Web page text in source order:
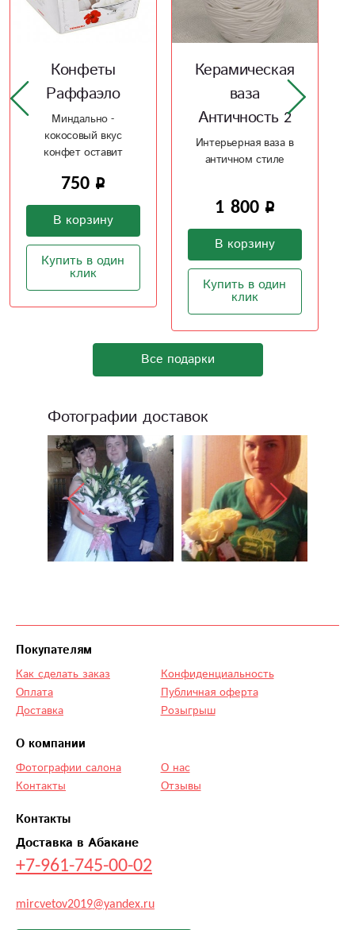
Керамическая
ваза
Античность 2
Интерьерная ваза в
античном стиле
1 800
В корзину
Керамическая
ваза Рельеф 2
Рельефная
керамическая ваз в
ваш интерьер
Купить в один
клик
Все подарки
Фотографии доставок
Контакты
Доставка в Абакане
+7-961-745-00-02
mircvetov2019@yandex.ru
Покупателям
Как сделать заказ
Оплата
Доставка
Конфиденциальность
Публичная оферта
Розыгрыш
О компании
Фотографии салона
Контакты
О нас
Отзывы